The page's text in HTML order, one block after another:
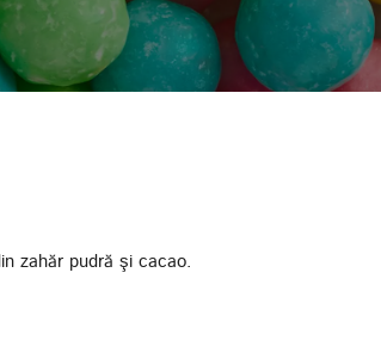
zahăr pudră şi cacao.